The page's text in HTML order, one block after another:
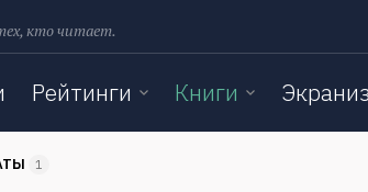
кто читает.
Рейтинги Книги
1